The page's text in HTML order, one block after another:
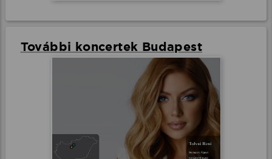
További koncertek Budapest